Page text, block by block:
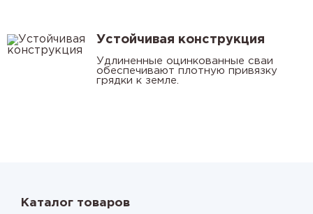
Устойчивая конструкция
Удлиненные оцинкованные сваи
обеспечивают плотную привязку
грядки к земле.
Каталог товаров